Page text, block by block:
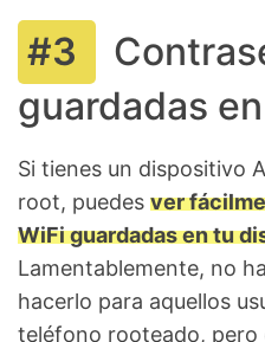
guardadas
Si tienes un dispositivo
root, puedes ver
WiFi guardadas en tu
Lamentablemente, no
hacerlo para aquellos
teléfono rooteado, pero